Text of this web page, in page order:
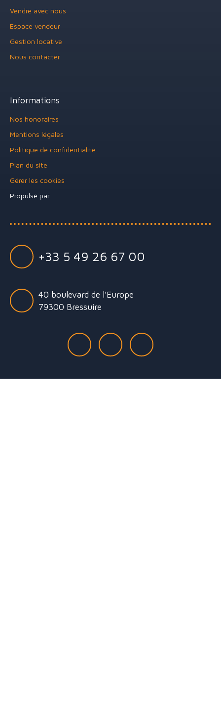
Vendre avec nous
Espace vendeur
Gestion locative
Nous contacter
Informations
Nos honoraires
Mentions légales
Politique de confidentialité
Plan du site
Gérer les cookies
Propulsé par
+33 5 49 26 67 00
40 boulevard de l'Europe
79300 Bressuire